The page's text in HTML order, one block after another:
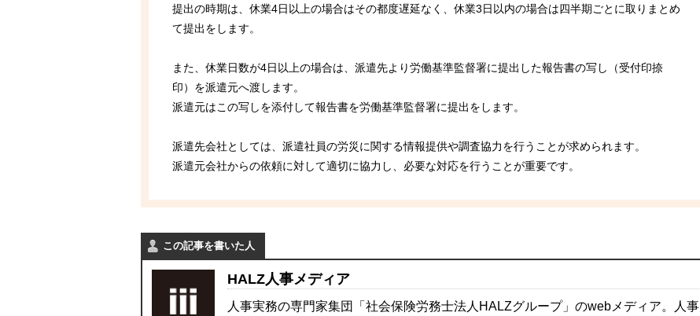
提出の時期は、休業4日以上の場合はその都度遅延なく、休業3日以内の場合は四半期ごとに取りまとめ
て提出をします。
また、休業日数が4日以上の場合は、派遣先より労働基準監督署に提出した報告書の写し（受付印捺
印）を派遣元へ渡します。
派遣元はこの写しを添付して報告書を労働基準監督署に提出をします。
派遣先会社としては、派遣社員の労災に関する情報提供や調査協力を行うことが求められます。
派遣元会社からの依頼に対して適切に協力し、必要な対応を行うことが重要です。
この記事を書いた人
HALZ人事メディア
人事実務の専門家集団「社会保険労務士法人HALZグループ」のwebメディア。人事